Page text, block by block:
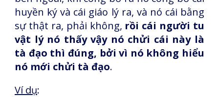
huyền ký và cái giáo lý ra, và nó cái bằng
sự thật ra, phải không, rồi cái người tu
vật lý nó thấy vậy nó chửi cái này là
tà đạo thì đúng, bởi vì nó không hiểu
nó mới chửi tà đạo.
Ví dụ: